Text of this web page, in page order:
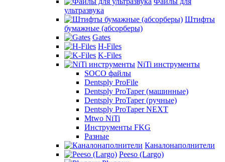
ультразвука
Штифты
бумажные (абсорберы)
Gates
H-Files
K-Files
NiTi инструменты
SOCO файлы
Dentsply ProFile
Dentsply ProTaper (машинные)
Dentsply ProTaper (ручные)
Dentsply ProTaper NEXT
Mtwo NiTi
Инструменты FKG
Разные
Каналонаполнители
Peeso (Largo)